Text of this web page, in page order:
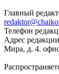
Главный
Телефон
Адрес
Мира, д. 4.